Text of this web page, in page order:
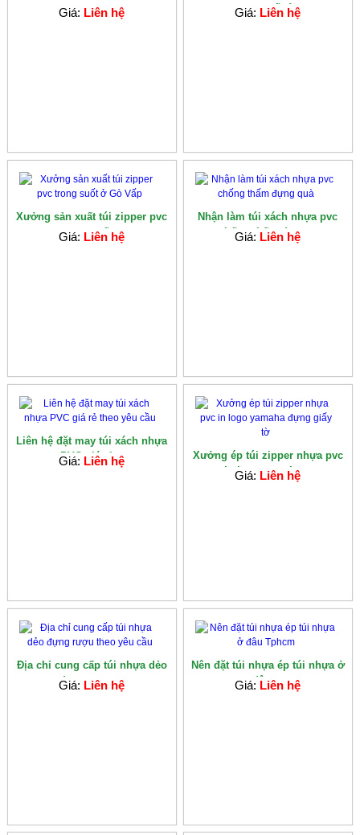
pvc
Giá: Liên hệ
trong suốt ở...
Giá: Liên hệ
Xưởng sản xuất túi zipper pvc
trong suốt...
Giá: Liên hệ
Nhận làm túi xách nhựa pvc
chống thấm đựng...
Giá: Liên hệ
Liên hệ đặt may túi xách nhựa
PVC giá rẻ...
Giá: Liên hệ
Xưởng ép túi zipper nhựa pvc
in logo yamaha...
Giá: Liên hệ
Địa chỉ cung cấp túi nhựa dẻo
đựng rượu...
Giá: Liên hệ
Nên đặt túi nhựa ép túi nhựa ở
đâu ...
Giá: Liên hệ